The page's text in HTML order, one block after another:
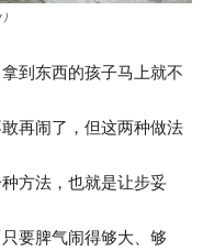
到东西的孩子马上就不
再闹了，但这两种做法
方法，也就是让步妥
要脾气闹得够大、够